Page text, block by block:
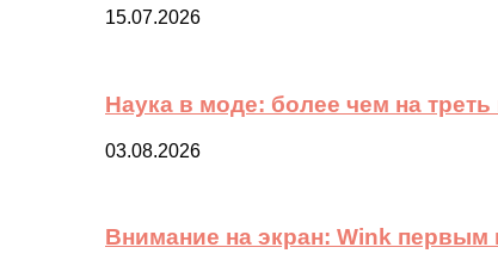
15.07.2026
Наука в моде: более чем на
03.08.2026
Внимание на экран: Wink первым